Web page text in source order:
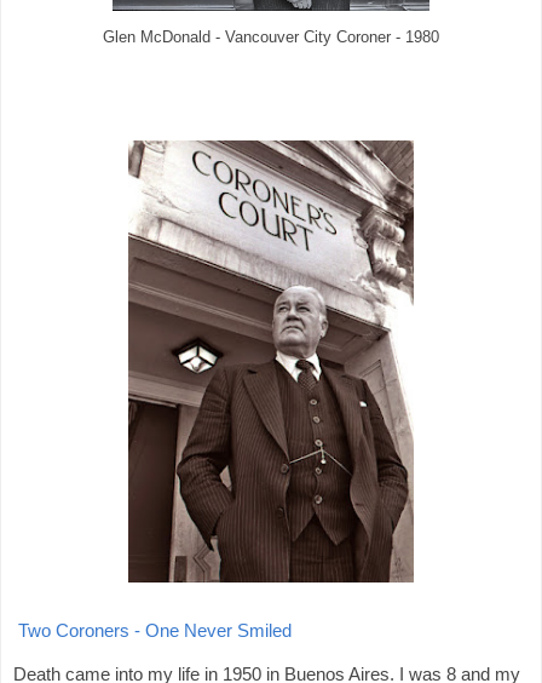
Glen McDonald - Vancouver City Coroner - 1980
Two Coroners - One Never Smiled
Death came into my life in 1950 in Buenos Aires. I was 8 and my